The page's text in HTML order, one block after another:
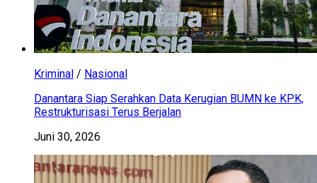
Kriminal / Nasional
Danantara Siap Serahkan Data Kerugian BUMN ke KPK,
Restrukturisasi Terus Berjalan
Juni 30, 2026